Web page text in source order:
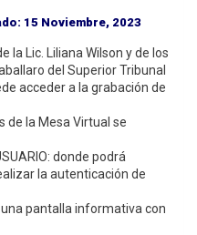
15 Noviembre, 2023
la Lic. Liliana Wilson y de los
del Superior Tribunal
acceder a la grabación de
de la Mesa Virtual se
donde podrá
la autenticación de
una pantalla informativa con